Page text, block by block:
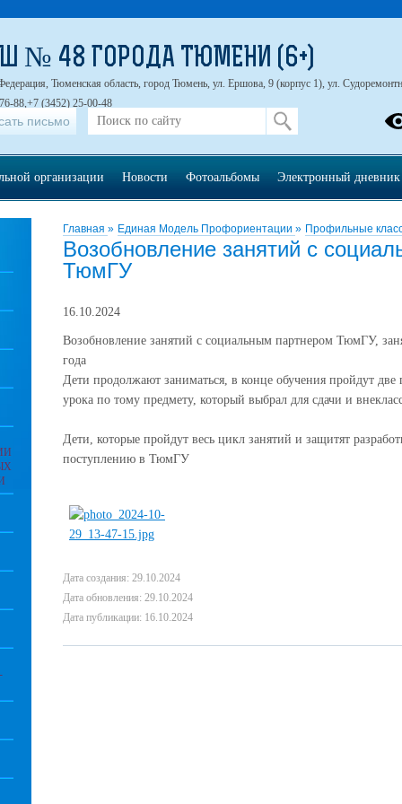
Главная » Единая Модель Профориентации » Профильные
Возобновление занятий с
ТюмГУ
16.10.2024
Возобновление занятий с социальным партнером ТюмГУ,
года
Дети продолжают заниматься, в конце обучения пройдут
урока по тому предмету, который выбрал для сдачи и
Дети, которые пройдут весь цикл занятий и защитят
поступлению в ТюмГУ
Дата создания: 29.10.2024
Дата обновления: 29.10.2024
Дата публикации: 16.10.2024
№ 48 ГОРОДА ТЮМЕНИ (6+)
Тюменская область, город Тюмень, ул. Ершова, 9 (корпус 1), ул.
88,+7 (3452) 25-00-48
письмо
организации Новости Фотоальбомы Электронный дневник